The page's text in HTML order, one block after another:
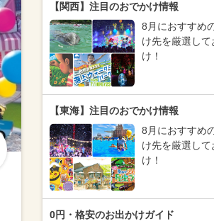
【関西】注目のおでかけ情報
8月におすすめ
け先を厳選して
け！
【東海】注目のおでかけ情報
8月におすすめ
け先を厳選して
け！
0円・格安のお出かけガイド